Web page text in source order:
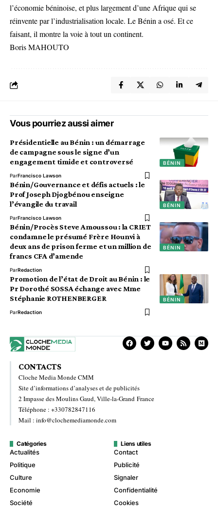
l’économie béninoise, et plus largement d’une Afrique qui se
réinvente par l’industrialisation locale. Le Bénin a osé. Et ce
faisant, il montre la voie à tout un continent.
Boris MAHOUTO
Vous pourriez aussi aimer
BÉNIN
Présidentielle au Bénin : un démarrage
de campagne sous le signe d’un
engagement timide et controversé
ParFrancisco Lawson
BÉNIN
Bénin/Gouvernance et défis actuels : le
Prof Joseph Djogbénou enseigne
l’évangile du travail
ParFrancisco Lawson
BÉNIN
Bénin/Procès Steve Amoussou : la CRIET
condamne le présumé Frère Hounvi à
deux ans de prison ferme et un million de
francs CFA d’amende
ParRedaction
BÉNIN
Promotion de l’état de Droit au Bénin : le
Pr Dorothé SOSSA échange avec Mme
Stéphanie ROTHENBERGER
ParRedaction
CONTACTS
Cloche Media Monde CMM
Site d’informations d’analyses et de publicités
2 Impasse des Moulins Gaud, Ville-la-Grand France
Téléphone : +330782847116
Mail : info@clochemediamonde.com
Catégories
Actualités
Politique
Culture
Economie
Société
Liens utiles
Contact
Publicité
Signaler
Confidentialité
Cookies